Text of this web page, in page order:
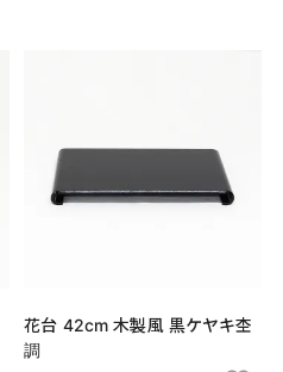
花台 42cm 木製風 黒ケヤキ杢
調